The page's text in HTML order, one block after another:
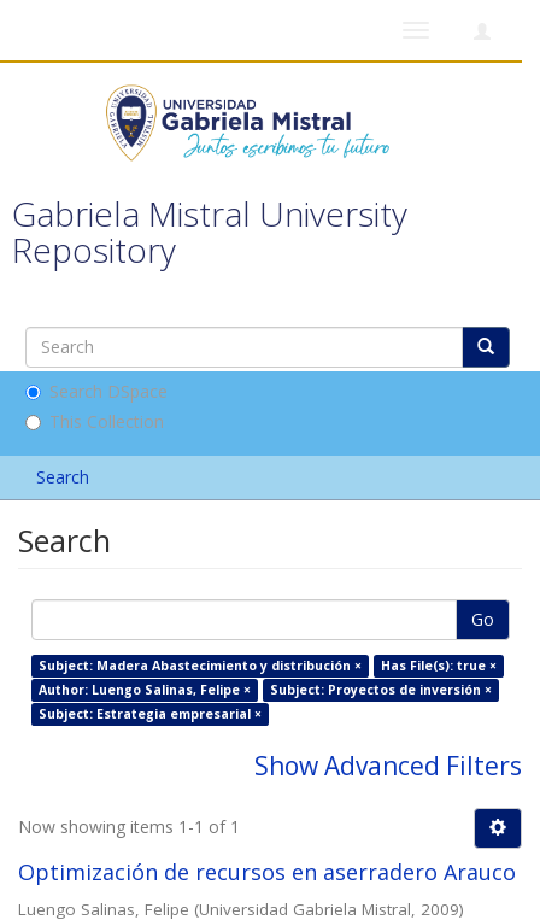
Gabriela Mistral University
Repository
Search DSpace
This Collection
Search
Search
Go
Subject: Madera Abastecimiento y distribución ×
Has File(s): true ×
Author: Luengo Salinas, Felipe ×
Subject: Proyectos de inversión ×
Subject: Estrategia empresarial ×
Show Advanced Filters
Now showing items 1-1 of 1
Optimización de recursos en aserradero Arauco
Luengo Salinas, Felipe (Universidad Gabriela Mistral, 2009)